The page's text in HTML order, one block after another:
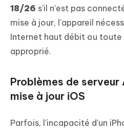
18/26 s'il n'est pas
mise à jour, l'appareil
Internet haut débit ou
approprié.
Problèmes de
mise à jour iOS
Parfois, l'incapacité d'un